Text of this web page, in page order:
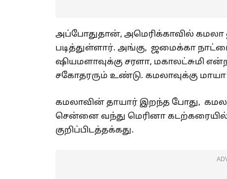
அப்போதுதான், அமெரிக்காவில்
படித்துள்ளார். அங்கு, ஜமைக்கா
ஷியமளாவுக்கு சரளா, மகாலட்சுமி
சகோதரரும் உண்டு. கமலாவுக்கு
கமலாவின் தாயார் இறந்த போது,
சென்னை வந்து மெரினா
குறிப்பிடத்தக்கது.